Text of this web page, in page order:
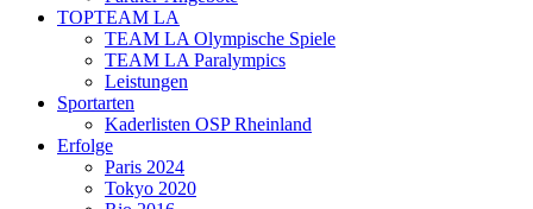
TOPTEAM LA
TEAM LA Olympische Spiele
TEAM LA Paralympics
Leistungen
Sportarten
Kaderlisten OSP Rheinland
Erfolge
Paris 2024
Tokyo 2020